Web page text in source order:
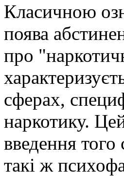
Класичною
поява
про
сферах,
наркотику.
введення
такі ж